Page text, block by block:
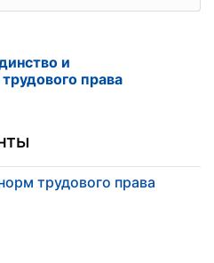
и
права
трудового права